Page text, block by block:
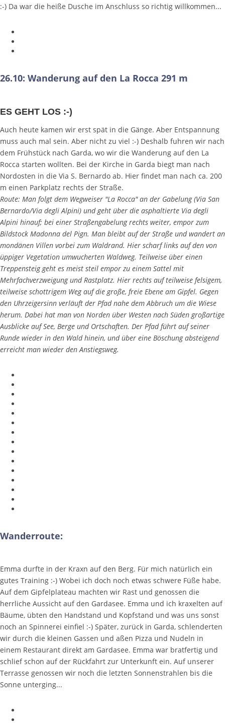
:-) Da war die heiße Dusche im Anschluss so richtig willkommen...
26.10: Wanderung auf den La Rocca 291 m
ES GEHT LOS :-)
Auch heute kamen wir erst spät in die Gänge. Aber Entspannung
muss auch mal sein. Aber nicht zu viel :-) Deshalb fuhren wir nach
dem Frühstück nach Garda, wo wir die Wanderung auf den La
Rocca starten wollten. Bei der Kirche in Garda biegt man nach
Nordosten in die Via S. Bernardo ab. Hier findet man nach ca. 200
m einen Parkplatz rechts der Straße.
Route: Man folgt dem Wegweiser "La Rocca" an der Gabelung (Via San
Bernardo/Via degli Alpini) und geht über die asphaltierte Via degli
Alpini hinauf; bei einer Straßengabelung rechts weiter, empor zum
Bildstock Madonna del Pign. Man bleibt auf der Straße und wandert an
mondänen Villen vorbei zum Waldrand. Hier scharf links auf den von
üppiger Vegetation umwucherten Waldweg. Teilweise über einen
Treppensteig geht es meist steil empor zu einem Sattel mit
Mehrfachverzweigung und Rastplatz. Hier rechts auf teilweise felsigem,
teilweise schottrigem Weg auf die große, freie Ebene am Gipfel. Gegen
den Uhrzeigersinn verläuft der Pfad nahe dem Abbruch um die Wiese
herum. Dabei hat man von Norden über Westen nach Süden großartige
Ausblicke auf See, Berge und Ortschaften. Der Pfad führt auf seiner
Runde wieder in den Wald hinein, und über eine Böschung absteigend
erreicht man wieder den Anstiegsweg.
Wanderroute:
Emma durfte in der Kraxn auf den Berg. Für mich natürlich ein
gutes Training :-) Wobei ich doch noch etwas schwere Füße habe.
Auf dem Gipfelplateau machten wir Rast und genossen die
herrliche Aussicht auf den Gardasee. Emma und ich kraxelten auf
Bäume, übten den Handstand und Kopfstand und was uns sonst
noch an Spinnerei einfiel :-) Später, zurück in Garda, schlenderten
wir durch die kleinen Gassen und aßen Pizza und Nudeln in
einem Restaurant direkt am Gardasee. Emma war bratfertig und
schlief schon auf der Rückfahrt zur Unterkunft ein. Auf unserer
Terrasse genossen wir noch die letzten Sonnenstrahlen bis die
Sonne unterging...